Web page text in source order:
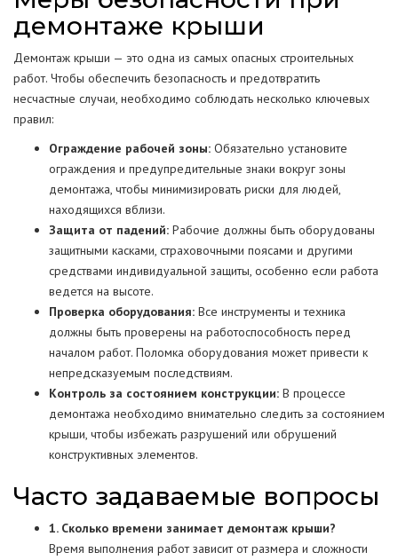
демонтаже крыши
Демонтаж крыши — это одна из самых опасных строительных
работ. Чтобы обеспечить безопасность и предотвратить
несчастные случаи, необходимо соблюдать несколько ключевых
правил:
Ограждение рабочей зоны: Обязательно установите
ограждения и предупредительные знаки вокруг зоны
демонтажа, чтобы минимизировать риски для людей,
находящихся вблизи.
Защита от падений: Рабочие должны быть оборудованы
защитными касками, страховочными поясами и другими
средствами индивидуальной защиты, особенно если работа
ведется на высоте.
Проверка оборудования: Все инструменты и техника
должны быть проверены на работоспособность перед
началом работ. Поломка оборудования может привести к
непредсказуемым последствиям.
Контроль за состоянием конструкции: В процессе
демонтажа необходимо внимательно следить за состоянием
крыши, чтобы избежать разрушений или обрушений
конструктивных элементов.
Часто задаваемые вопросы
1. Сколько времени занимает демонтаж крыши?
Время выполнения работ зависит от размера и сложности